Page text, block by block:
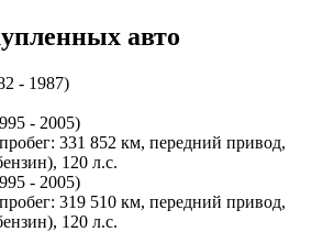
авто
- 1987)
- 2005)
331 852 км, передний привод,
120 л.с.
- 2005)
319 510 км, передний привод,
120 л.с.